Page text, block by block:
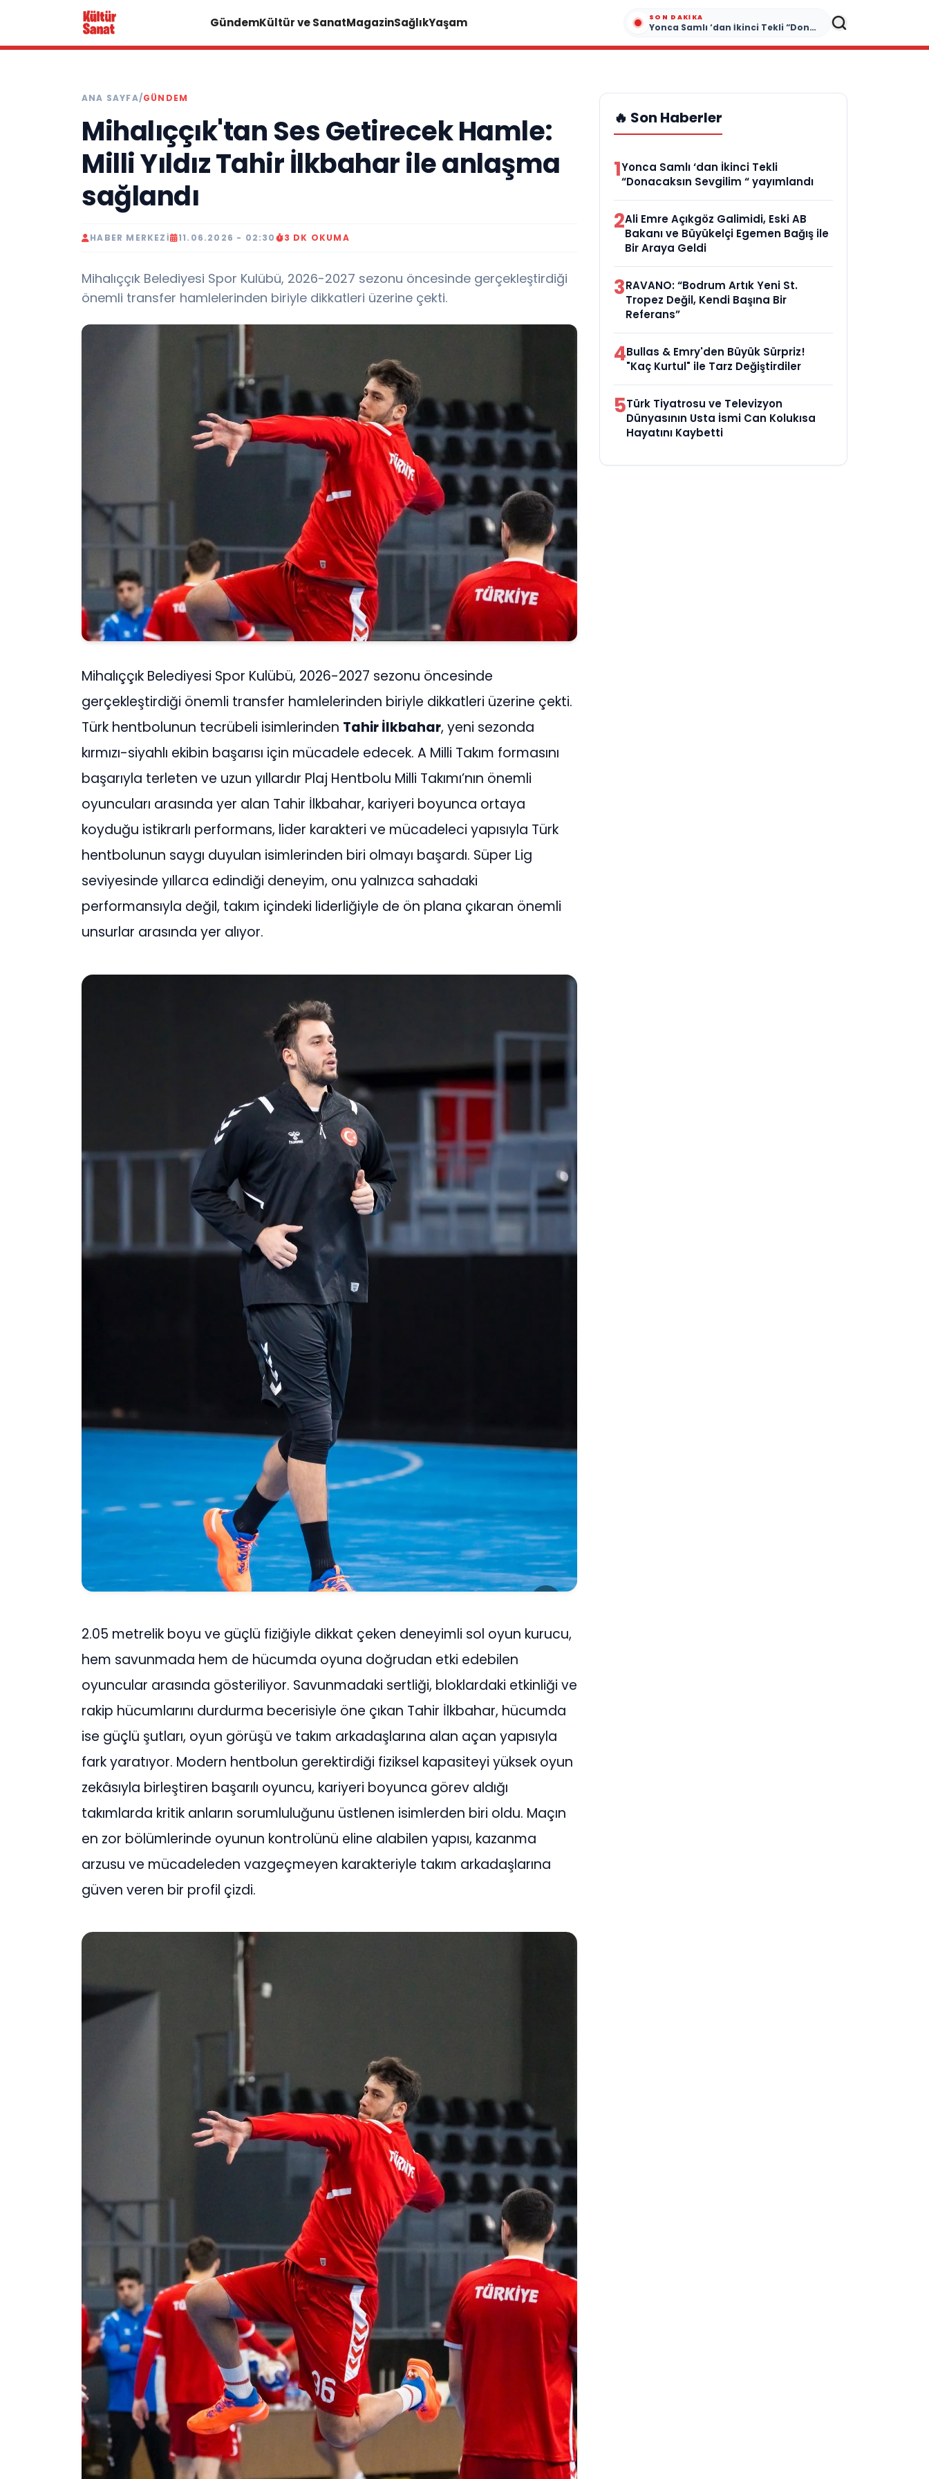
GündemKültür ve SanatMagazinSağlıkYaşam SON DAKIKA
Yonca Samlı ‘dan İkinci Tekli “Donacaksın Sevgilim “ yayımlandı
ANA SAYFA/GÜNDEM
Mihalıççık'tan Ses Getirecek Hamle:
Milli Yıldız Tahir İlkbahar ile anlaşma
sağlandı
HABER MERKEZI 11.06.2026 - 02:30 3 DK OKUMA
Mihalıççık Belediyesi Spor Kulübü, 2026-2027 sezonu öncesinde gerçekleştirdiği
önemli transfer hamlelerinden biriyle dikkatleri üzerine çekti.
Mihalıççık Belediyesi Spor Kulübü, 2026-2027 sezonu öncesinde
gerçekleştirdiği önemli transfer hamlelerinden biriyle dikkatleri üzerine çekti.
Türk hentbolunun tecrübeli isimlerinden Tahir İlkbahar, yeni sezonda
kırmızı-siyahlı ekibin başarısı için mücadele edecek. A Milli Takım formasını
başarıyla terleten ve uzun yıllardır Plaj Hentbolu Milli Takımı’nın önemli
oyuncuları arasında yer alan Tahir İlkbahar, kariyeri boyunca ortaya
koyduğu istikrarlı performans, lider karakteri ve mücadeleci yapısıyla Türk
hentbolunun saygı duyulan isimlerinden biri olmayı başardı. Süper Lig
seviyesinde yıllarca edindiği deneyim, onu yalnızca sahadaki
performansıyla değil, takım içindeki liderliğiyle de ön plana çıkaran önemli
unsurlar arasında yer alıyor.
2.05 metrelik boyu ve güçlü fiziğiyle dikkat çeken deneyimli sol oyun kurucu,
hem savunmada hem de hücumda oyuna doğrudan etki edebilen
oyuncular arasında gösteriliyor. Savunmadaki sertliği, bloklardaki etkinliği ve
rakip hücumlarını durdurma becerisiyle öne çıkan Tahir İlkbahar, hücumda
ise güçlü şutları, oyun görüşü ve takım arkadaşlarına alan açan yapısıyla
fark yaratıyor. Modern hentbolun gerektirdiği fiziksel kapasiteyi yüksek oyun
zekâsıyla birleştiren başarılı oyuncu, kariyeri boyunca görev aldığı
takımlarda kritik anların sorumluluğunu üstlenen isimlerden biri oldu. Maçın
en zor bölümlerinde oyunun kontrolünü eline alabilen yapısı, kazanma
arzusu ve mücadeleden vazgeçmeyen karakteriyle takım arkadaşlarına
güven veren bir profil çizdi.
🔥 Son Haberler
1Yonca Samlı ‘dan İkinci Tekli
“Donacaksın Sevgilim “ yayımlandı
2Ali Emre Açıkgöz Galimidi, Eski AB
Bakanı ve Büyükelçi Egemen Bağış ile
Bir Araya Geldi
3RAVANO: “Bodrum Artık Yeni St.
Tropez Değil, Kendi Başına Bir
Referans”
4Bullas & Emry'den Büyük Sürpriz!
"Kaç Kurtul" ile Tarz Değiştirdiler
5Türk Tiyatrosu ve Televizyon
Dünyasının Usta İsmi Can Kolukısa
Hayatını Kaybetti